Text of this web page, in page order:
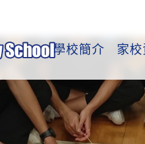
學校簡介
家